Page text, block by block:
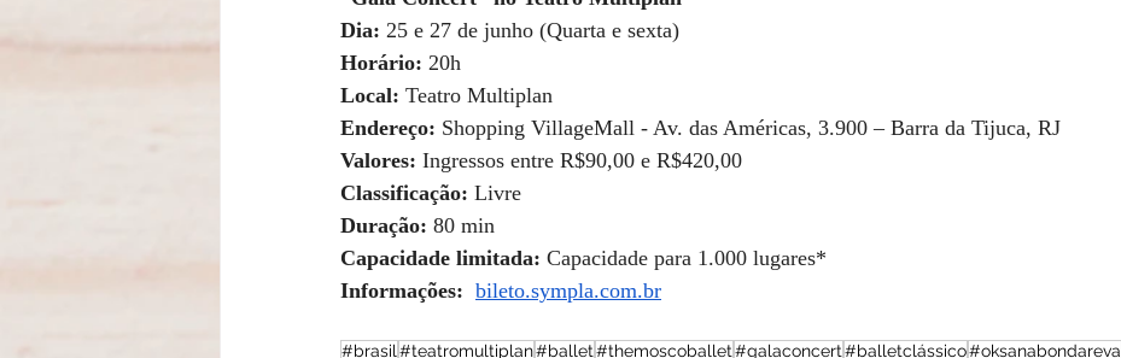
Dia: 25 e 27 de junho (Quarta e sexta)
Horário: 20h
Local: Teatro Multiplan
Endereço: Shopping VillageMall - Av. das Américas, 3.900 – Barra da Tijuca, RJ
Valores: Ingressos entre R$90,00 e R$420,00
Classificação: Livre
Duração: 80 min
Capacidade limitada: Capacidade para 1.000 lugares*
Informações: bileto.sympla.com.br
#brasil #teatromultiplan#ballet#themoscoballet#galaconcert#balletclássico#oksanabondareva